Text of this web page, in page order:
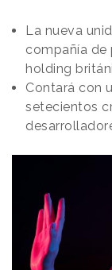
La nueva
compañía de
holding
Contará con
setecientos